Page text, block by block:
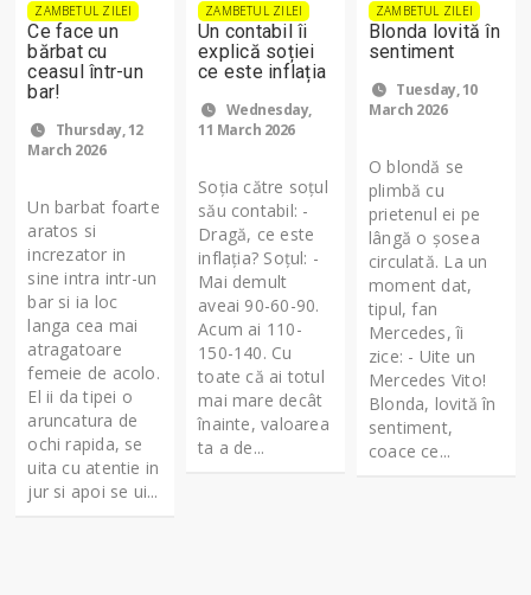
ZAMBETUL ZILEI
Ce face un
bărbat cu
ceasul într-un
bar!
Thursday, 12
March 2026
Un barbat foarte
aratos si
increzator in
sine intra intr-un
bar si ia loc
langa cea mai
atragatoare
femeie de acolo.
El ii da tipei o
aruncatura de
ochi rapida, se
uita cu atentie in
jur si apoi se ui...
ZAMBETUL ZILEI
Un contabil îi
explică soției
ce este inflația
Wednesday,
11 March 2026
Soția către soțul
său contabil: -
Dragă, ce este
inflația? Soțul: -
Mai demult
aveai 90-60-90.
Acum ai 110-
150-140. Cu
toate că ai totul
mai mare decât
înainte, valoarea
ta a de...
ZAMBETUL ZILEI
Blonda lovită în
sentiment
Tuesday, 10
March 2026
O blondă se
plimbă cu
prietenul ei pe
lângă o şosea
circulată. La un
moment dat,
tipul, fan
Mercedes, îi
zice: - Uite un
Mercedes Vito!
Blonda, lovită în
sentiment,
coace ce...